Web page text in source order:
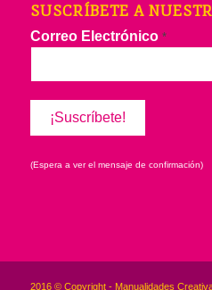
SUSCRÍBETE A
Correo Electrónico *
(Espera a ver el mensaje de confirmación)
2016 © Copyright - Manualidades